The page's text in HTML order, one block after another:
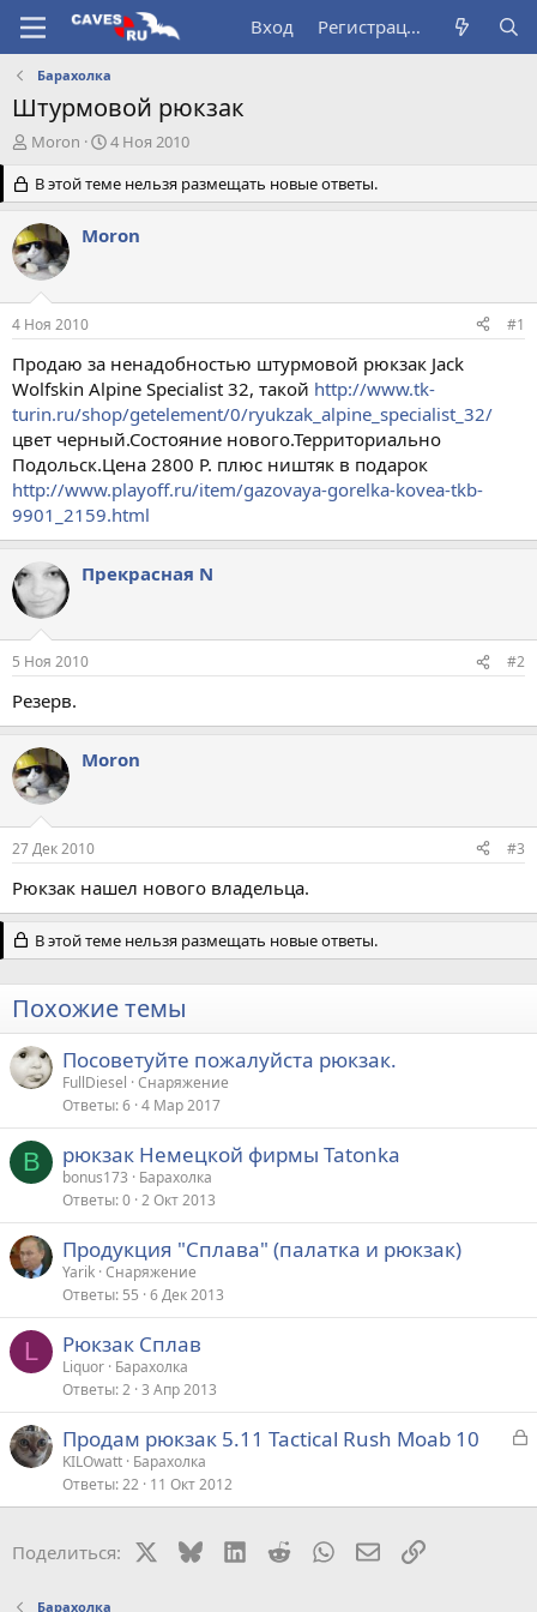
Вход Регистрация
Барахолка
Штурмовой рюкзак
А
т
о
р
т
е
м
Moron
Д
т
а
а
а
4 Ноя 2010
В этой теме нельзя размещать новые ответы.
Moron
4 Ноя 2010 #1
Продаю за ненадобностью штурмовой рюкзак Jack
Wolfskin Alpine Specialist 32, такой http://www.tk-
turin.ru/shop/getelement/0/ryukzak_alpine_specialist_32/
цвет черный.Состояние нового.Территориально
Подольск.Цена 2800 Р. плюс ништяк в подарок
http://www.playoff.ru/item/gazovaya-gorelka-kovea-tkb-
9901_2159.html
Прекрасная N
5 Ноя 2010 #2
Резерв.
Moron
27 Дек 2010 #3
Рюкзак нашел нового владельца.
В этой теме нельзя размещать новые ответы.
Похожие темы
Посоветуйте пожалуйста рюкзак.
FullDiesel Снаряжение
Ответы 6 4 Мар 2017
B рюкзак Немецкой фирмы Tatonka
bonus173
Барахолка
Ответы 0 2 Окт 2013
Продукция "Сплава" (палатка и рюкзак)
Yarik Снаряжение
Ответы 55 6 Дек 2013
L Рюкзак Сплав
Liquor Барахолка
Ответы 2 3 Апр 2013
З
р
Продам рюкзак 5.11 Tactical Rush Moab 10
KILOwatt Барахолка
Ответы 22 11 Окт 2012
Поделиться: BlueskyLinkedIn
RedditWhatsAppЭлектронная
Ссылка
Барахолка